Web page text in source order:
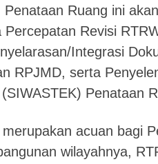
Ruang ini
Revisi
Integrasi
RPJMD, serta
Penataan
acuan bagi
wilayahnya,